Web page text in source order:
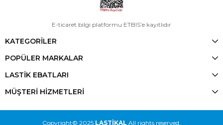
E-ticaret bilgi platformu ETBIS’e kayıtlıdır
KATEGORİLER
POPÜLER MARKALAR
LASTİK EBATLARI
MÜŞTERİ HİZMETLERİ
Copyright© 2025 LASTİKAL All rights reserved.